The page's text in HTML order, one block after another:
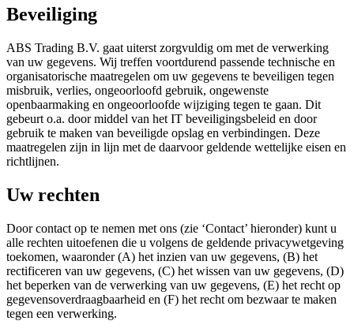
Beveiliging
ABS Trading B.V. gaat uiterst zorgvuldig om met de verwerking
van uw gegevens. Wij treffen voortdurend passende technische en
organisatorische maatregelen om uw gegevens te beveiligen tegen
misbruik, verlies, ongeoorloofd gebruik, ongewenste
openbaarmaking en ongeoorloofde wijziging tegen te gaan. Dit
gebeurt o.a. door middel van het IT beveiligingsbeleid en door
gebruik te maken van beveiligde opslag en verbindingen. Deze
maatregelen zijn in lijn met de daarvoor geldende wettelijke eisen en
richtlijnen.
Uw rechten
Door contact op te nemen met ons (zie ‘Contact’ hieronder) kunt u
alle rechten uitoefenen die u volgens de geldende privacywetgeving
toekomen, waaronder (A) het inzien van uw gegevens, (B) het
rectificeren van uw gegevens, (C) het wissen van uw gegevens, (D)
het beperken van de verwerking van uw gegevens, (E) het recht op
gegevensoverdraagbaarheid en (F) het recht om bezwaar te maken
tegen een verwerking.